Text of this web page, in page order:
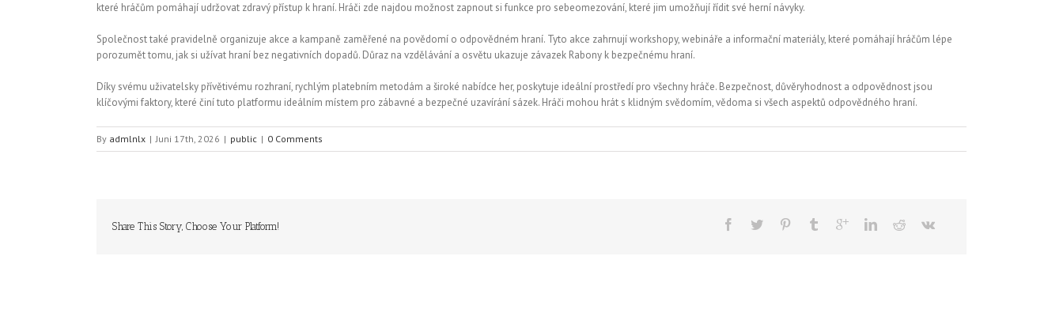
které hráčům pomáhají udržovat zdravý přístup k hraní. Hráči zde najdou možnost zapnout si funkce pro sebeomezování, které jim umožňují řídit své herní návyky.
Společnost také pravidelně organizuje akce a kampaně zaměřené na povědomí o odpovědném hraní. Tyto akce zahrnují workshopy, webináře a informační materiály, které pomáhají hráčům lépe
porozumět tomu, jak si užívat hraní bez negativních dopadů. Důraz na vzdělávání a osvětu ukazuje závazek Rabony k bezpečnému hraní.
Díky svému uživatelsky přívětivému rozhraní, rychlým platebním metodám a široké nabídce her, poskytuje ideální prostředí pro všechny hráče. Bezpečnost, důvěryhodnost a odpovědnost jsou
klíčovými faktory, které činí tuto platformu ideálním místem pro zábavné a bezpečné uzavírání sázek. Hráči mohou hrát s klidným svědomím, vědoma si všech aspektů odpovědného hraní.
By admlnlx | Juni 17th, 2026 | public | 0 Comments
Share This Story, Choose Your Platform!